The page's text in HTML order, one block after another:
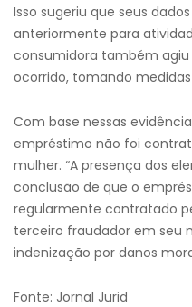
Isso sugeriu que seus
anteriormente para
consumidora também
ocorrido, tomando
Com base nessas
empréstimo não foi
mulher. “A presença dos
conclusão de que o
regularmente contratado
terceiro fraudador em seu
indenização por danos
Fonte: Jornal Jurid